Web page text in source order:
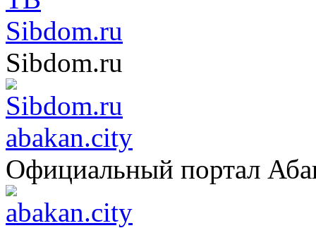
Sibdom.ru
Sibdom.ru
abakan.city
Официальный портал